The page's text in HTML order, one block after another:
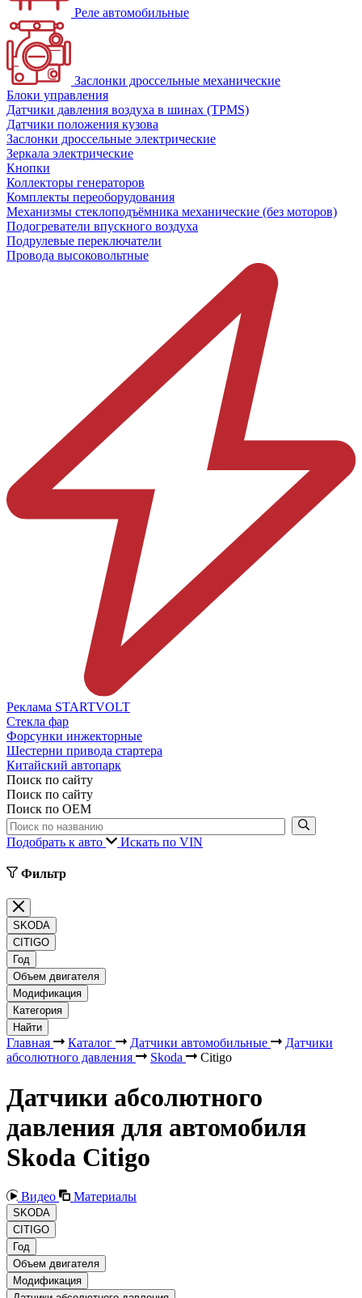
Реле автомобильные
Заслонки дроссельные механические
Блоки управления
Датчики давления воздуха в шинах (TPMS)
Датчики положения кузова
Заслонки дроссельные электрические
Зеркала электрические
Кнопки
Коллекторы генераторов
Комплекты переоборудования
Механизмы стеклоподъёмника механические (без моторов)
Подогреватели впускного воздуха
Подрулевые переключатели
Провода высоковольтные
Реклама STARTVOLT
Стекла фар
Форсунки инжекторные
Шестерни привода стартера
Китайский автопарк
Поиск по сайту
Поиск по сайту
Поиск по ОЕМ
Подобрать к авто Искать по VIN
Фильтр
SKODA
CITIGO
Год
Объем двигателя
Модификация
Категория
Найти
Главная Каталог Датчики автомобильные
Датчики
абсолютного давления
Skoda Citigo
Датчики абсолютного
давления для автомобиля
Skoda Citigo
Видео Материалы
SKODA
CITIGO
Год
Объем двигателя
Модификация